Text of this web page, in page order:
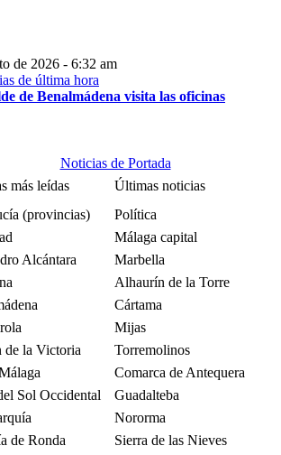
de 2026 - 6:32 am
de Benalmádena visita las oficinas
Noticias de Portada
más leídas
Últimas noticias
(provincias)
Política
Málaga capital
Alcántara
Marbella
Alhaurín de la Torre
Cártama
Mijas
de la Victoria
Torremolinos
Comarca de Antequera
Sol Occidental
Guadalteba
Nororma
de Ronda
Sierra de las Nieves